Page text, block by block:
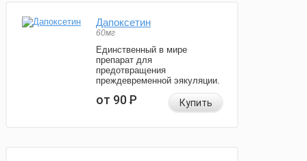
Дапоксетин
60мг
Единственный в мире
препарат для
предотвращения
преждевременной эякуляции.
от 90Р Купить